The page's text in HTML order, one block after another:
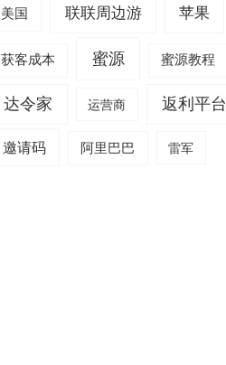
美国 联联周边游 苹果
获客成本 蜜源 蜜源教程
达令家 运营商 返利平台
邀请码 阿里巴巴 雷军